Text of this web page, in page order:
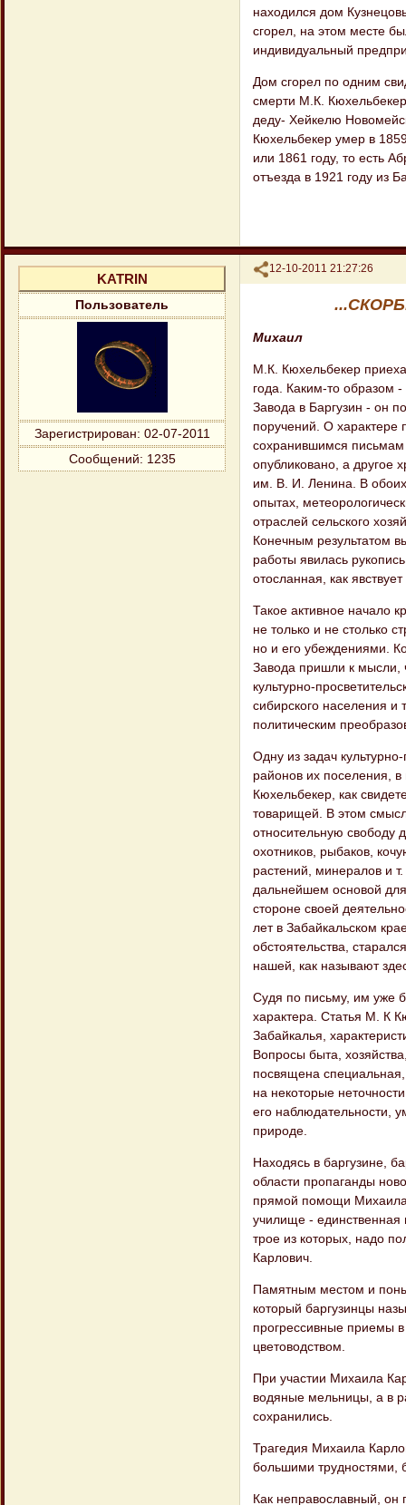
находился дом
сгорел, на этом месте
индивидуальный
Дом сгорел по одним
смерти М.К.
деду- Хейкелю
Кюхельбекер умер в
или 1861 году, то есть
отъезда в 1921 году из
Поделиться
12-10-2011 21:27:26
KATRIN
Пользователь
Зарегистрирован: 02-07-2011
Сообщений: 1235
Михаил
М.К. Кюхельбекер
года. Каким-то образом -
Завода в Баргузин - он
поручений. О
сохранившимся письмам
опубликовано, а другое
им. В. И. Ленина. В
опытах,
отраслей сельского
Конечным результатом
работы явилась
отосланная, как
Такое активное начало
не только и не столько
но и его убеждениями.
Завода пришли к мысли,
культурно-
сибирского населения
политическим
Одну из задач
районов их поселения,
Кюхельбекер, как
товарищей. В этом
относительную свободу
охотников, рыбаков,
растений, минералов и
дальнейшем основой
стороне своей
лет в Забайкальском
обстоятельства,
нашей, как называют
Судя по письму, им уже
характера. Cтатья М. К
Забайкалья,
Вопросы быта,
посвящена
на некоторые
его наблюдательности,
природе.
Находясь в баргузине,
области пропаганды
прямой помощи Михаила
училище - единственная
трое из которых, надо
Карлович.
Памятным местом и
который баргузинцы
прогрессивные приемы
цветоводством.
При участии Михаила
водяные мельницы, а в
сохранились.
Трагедия Михаила
большими трудностями,
Как неправославный, он